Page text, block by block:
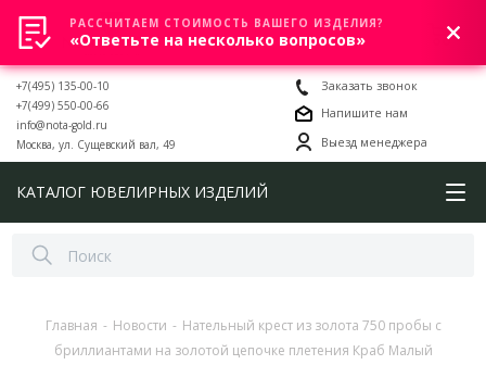
0
+7(495) 135-00-10
+7(499) 550-00-66
info@nota-gold.ru
Москва, ул. Сущевский вал, 49
Заказать звонок
Напишите нам
Выезд менеджера
КАТАЛОГ ЮВЕЛИРНЫХ ИЗДЕЛИЙ
Главная - Новости - Нательный крест из золота 750 пробы с
бриллиантами на золотой цепочке плетения Краб Малый
РАССЧИТАЕМ СТОИМОСТЬ ВАШЕГО ИЗДЕЛИЯ?
«Ответьте на несколько вопросов»